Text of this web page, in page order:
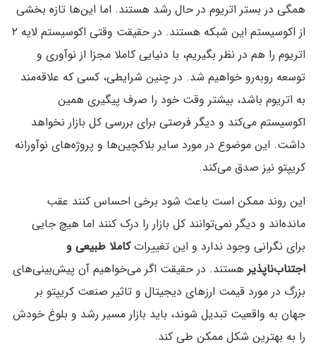
همگی در بستر اتریوم در حال رشد هستند. اما این‌ها تازه بخشی
از اکوسیستم این شبکه هستند. در حقیقت وقتی اکوسیستم لایه ۲
اتریوم را هم در نظر بگیریم، با دنیایی کاملا مجزا از نوآوری و
توسعه روبه‌رو خواهیم شد. در چنین شرایطی، کسی که علاقه‌مند
به اتریوم باشد، بیشتر وقت خود را صرف پیگیری همین
اکوسیستم می‌کند و دیگر فرصتی برای بررسی کل بازار نخواهد
داشت. این موضوع در مورد سایر بلاکچین‌ها و پروژه‌های نوآورانه
کریپتو نیز صدق می‌کند.
این روند ممکن است باعث شود برخی احساس کنند عقب
مانده‌اند و دیگر نمی‌توانند کل بازار را درک کنند اما هیچ جایی
برای نگرانی وجود ندارد و این تغییراتکاملا طبیعی و
اجتناب‌ناپذیر هستند. در حقیقت اگر می‌خواهیم آن پیش‌بینی‌های
بزرگ در مورد قیمت ارزهای دیجیتال و تاثیر صنعت کریپتو بر
جهان به واقعیت تبدیل شوند، باید بازار مسیر رشد و بلوغ خودش
را به بهترین شکل ممکن طی کند.